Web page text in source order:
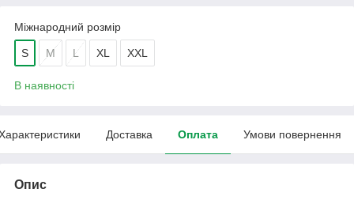
Міжнародний розмір
S M L XL XXL
В наявності
Доставка Оплата Умови повернення
Опис